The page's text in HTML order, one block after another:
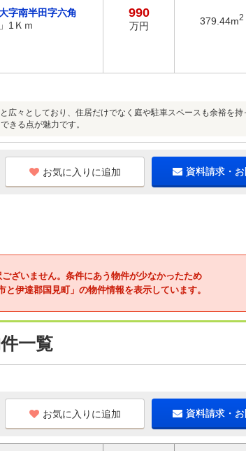
字南半田字六角
1Ｋｍ
990
万円 379.44m2
広々としており、住居だけでなく庭や駐車スペースも余裕を
きる点が魅力です。
お気に入りに追加 資料請求・
ざいません。条件にあう物件が少なかったため
と伊達郡国見町」の物件情報を表示しています。
一覧
お気に入りに追加 資料請求・